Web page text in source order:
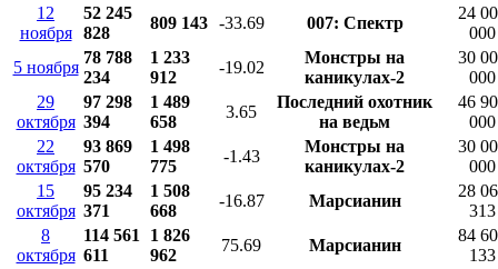
12
ноября
52 245
828
809 143 -33.69 007: Спектр
24
000
5 ноября
78 788
234
1 233
912
-19.02
Монстры на
каникулах-2
30
000
29
октября
97 298
394
1 489
658
3.65
Последний охотник
на ведьм
46
000
22
октября
93 869
570
1 498
775
-1.43
Монстры на
каникулах-2
30
000
15
октября
95 234
371
1 508
668
-16.87 Марсианин
28
313
8
октября
114 561
611
1 826
962
75.69 Марсианин
84
133